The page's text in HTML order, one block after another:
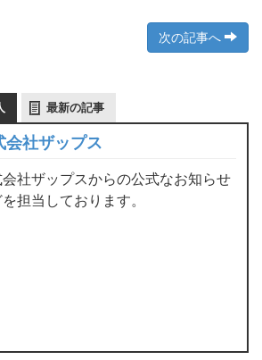
次の記事へ
最新の記事
会社ザップス
社ザップスからの公式なお知らせ
担当しております。